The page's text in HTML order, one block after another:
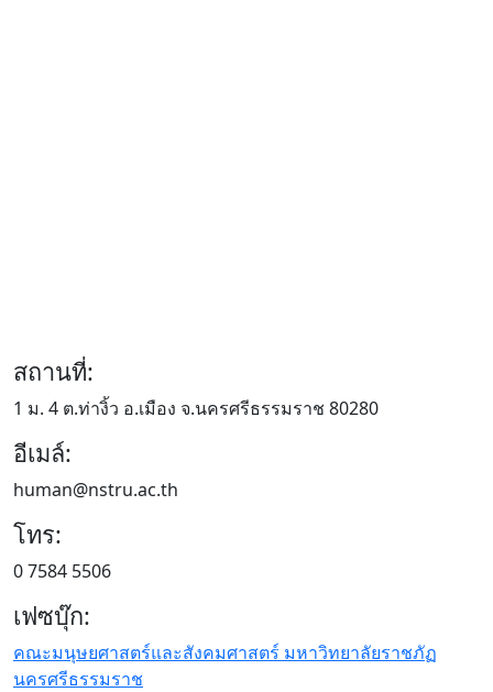
สถานที่:
1 ม. 4 ต.ท่างิ้ว อ.เมือง จ.นครศรีธรรมราช 80280
อีเมล์:
human@nstru.ac.th
โทร:
0 7584 5506
เฟซบุ๊ก:
คณะมนุษยศาสตร์และสังคมศาสตร์ มหาวิทยาลัยราชภัฏ
นครศรีธรรมราช